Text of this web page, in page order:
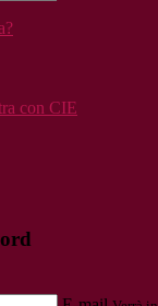
con CIE